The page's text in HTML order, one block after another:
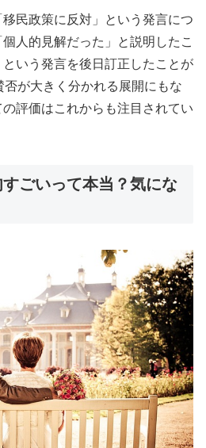
民政策に反対」という発言につ
人的見解だった」と説明したこ
いう発言を後日訂正したことが
が大きく分かれる展開にもな
評価はこれからも注目されてい
ごいって本当？気にな